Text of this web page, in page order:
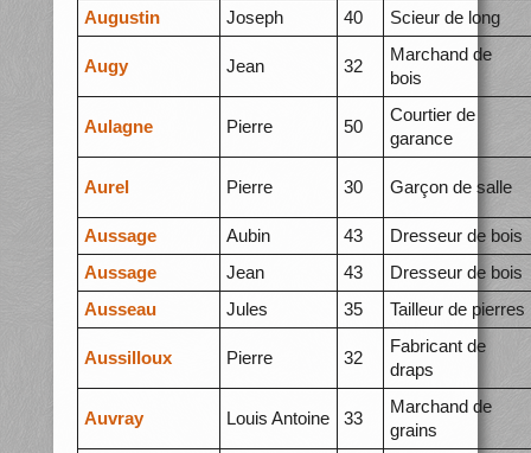
Augustin
Joseph 40 Scieur de long
Augy Jean 32
Marchand de
bois
Aulagne Pierre 50
Courtier de
garance
Aurel Pierre 30 Garçon de salle
Aussage Aubin 43
Dresseur de bois
Aussage
Jean 43
Dresseur de bois
Ausseau
Jules 35 Tailleur de pierres
Aussilloux Pierre 32
Fabricant de
draps
Auvray Louis Antoine 33
Marchand de
grains